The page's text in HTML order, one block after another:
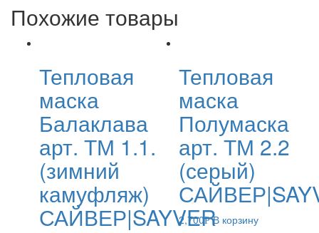
Похожие товары
Тепловая
маска
Балаклава
арт. ТМ 1.1.
(зимний
камуфляж)
САЙВЕР|SAYVER
Тепловая
маска
Полумаска
арт. ТМ 2.2
(серый)
2,700Р В корзину